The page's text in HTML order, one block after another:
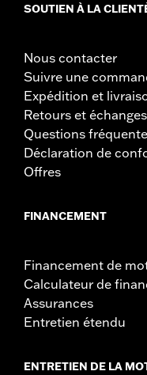
SOUTIEN À LA
Nous contacter
Suivre une
Expédition et
Retours et échanges
Questions
Déclaration de
Offres
FINANCEMENT
Financement de
Calculateur de
Assurances
Entretien étendu
ENTRETIEN DE LA